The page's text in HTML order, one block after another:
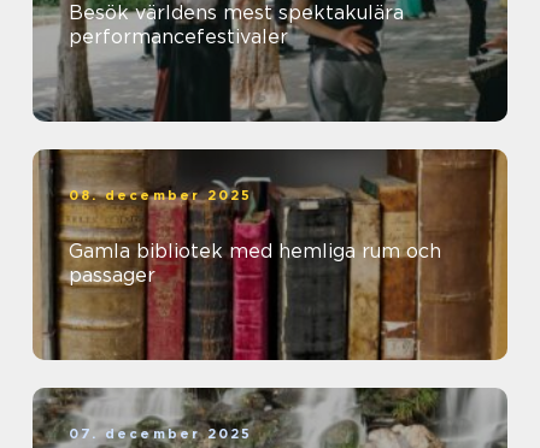
Besök världens mest spektakulära
performancefestivaler
08. december 2025
Gamla bibliotek med hemliga rum och
passager
07. december 2025